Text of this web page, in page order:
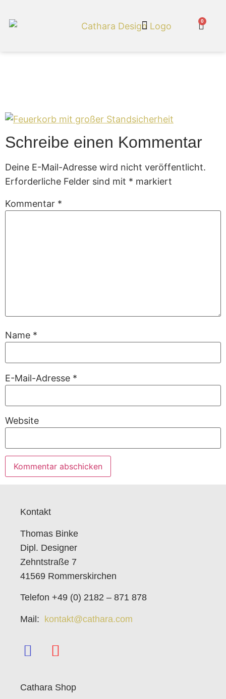
0
Schreibe einen Kommentar
Deine E-Mail-Adresse wird nicht veröffentlicht.
Erforderliche Felder sind mit * markiert
Kommentar *
Name *
E-Mail-Adresse *
Website
Kontakt
Thomas Binke
Dipl. Designer
Zehntstraße 7
41569 Rommerskirchen
Telefon +49 (0) 2182 – 871 878
Mail: kontakt@cathara.com
Cathara Shop